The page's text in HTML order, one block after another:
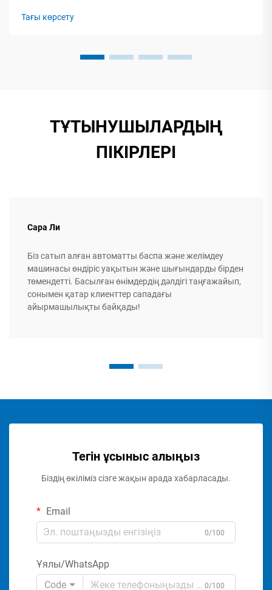
зақымданады. Халықаралық бокс федерациясы мұндай
Тағы көрсету
ТҰТЫНУШЫЛАРДЫҢ
ПІКІРЛЕРІ
Сара Ли
Біз сатып алған автоматты баспа және желімдеу
машинасы өндіріс уақытын және шығындарды бірден
төмендетті. Басылған өнімдердің дәлдігі таңғажайып,
сонымен қатар клиенттер сападағы
айырмашылықты байқады!
Тегін ұсыныс алыңыз
Біздің өкіліміз сізге жақын арада хабарласады.
Email
0/100
Ұялы/WhatsApp
Code
0/100